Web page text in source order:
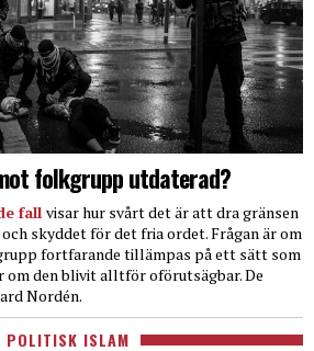
folkgrupp utdaterad?
fall visar hur svårt det är att dra gränsen
skyddet för det fria ordet. Frågan är om
fortfarande tillämpas på ett sätt som
den blivit alltför oförutsägbar. De
Nordén.
POLITISK ISLAM